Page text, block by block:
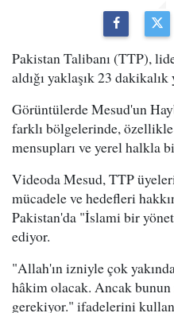
Pakistan Talibanı (TTP),
aldığı yaklaşık 23
Görüntülerde Mesud'un
farklı bölgelerinde,
mensupları ve yerel halkla
Videoda Mesud, TTP
mücadele ve hedefleri
Pakistan'da "İslami bir
ediyor.
"Allah'ın izniyle çok
hâkim olacak. Ancak
gerekiyor." ifadelerini